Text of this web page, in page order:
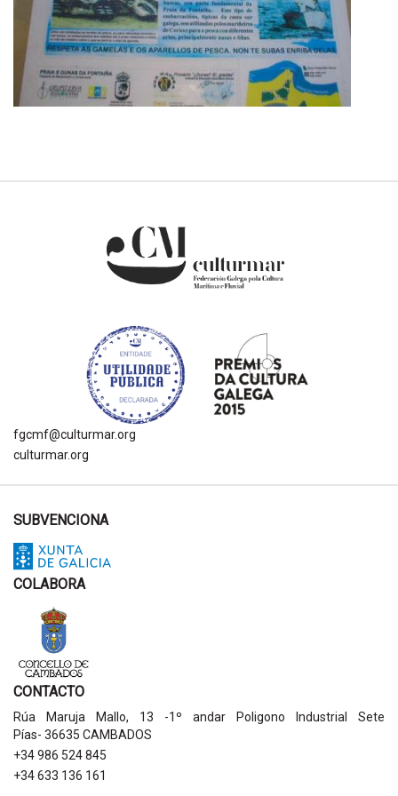
fgcmf@culturmar.org
culturmar.org
SUBVENCIONA
COLABORA
CONTACTO
Rúa Maruja Mallo, 13 -1º andar Poligono Industrial Sete
Pías- 36635 CAMBADOS
+34 986 524 845
+34 633 136 161